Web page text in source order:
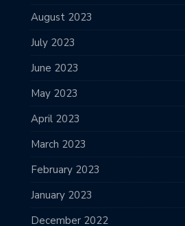
August 2023
July 2023
June 2023
May 2023
April 2023
March 2023
February 2023
January 2023
December 2022